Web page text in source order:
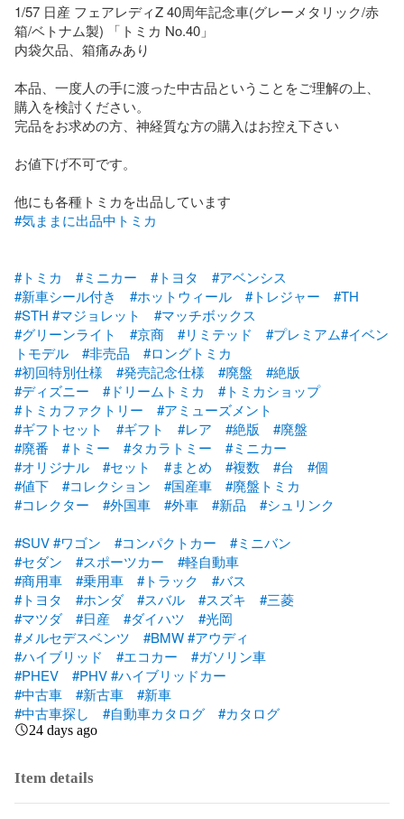
1/57 日産 フェアレディZ 40周年記念車(グレーメタリック/赤
箱/ベトナム製) 「トミカ No.40」
内袋欠品、箱痛みあり
本品、一度人の手に渡った中古品ということをご理解の上、
購入を検討ください。
完品をお求めの方、神経質な方の購入はお控え下さい
お値下げ不可です。
#気ままに出品中トミカ
#トミカ #ミニカー #トヨタ
#アベンシス
#新車シール付き
#ホットウィール #トレジャー
#TH
#STH #マジョレット
#マッチボックス
#グリーンライト
#京商 #リミテッド #プレミアム#イベン
トモデル
#非売品
#ロングトミカ
#初回特別仕様
#発売記念仕様 #廃盤
#絶版
#ディズニー
#ドリームトミカ
#トミカショップ
#トミカファクトリー
#アミューズメント
#ギフトセット
#ギフト #レア #絶版
#廃盤
#廃番
#トミー #タカラトミー
#ミニカー
#オリジナル
#セット #まとめ #複数 #台
#個
#値下
#コレクション #国産車
#廃盤トミカ
#コレクター
#外国車 #外車 #新品
#シュリンク
#SUV#ワゴン #コンパクトカー
#ミニバン
#セダン
#スポーツカー
#軽自動車
#商用車
#乗用車 #トラック
#バス
#トヨタ
#ホンダ #スバル #スズキ
#三菱
#マツダ
#日産 #ダイハツ
#光岡
#メルセデスベンツ
#BMW#アウディ
#ハイブリッド
#エコカー
#ガソリン車
#PHEV
#PHV#ハイブリッドカー
#中古車
#新古車
#新車
#中古車探し
#自動車カタログ #カタログ
24 days ago
Item details